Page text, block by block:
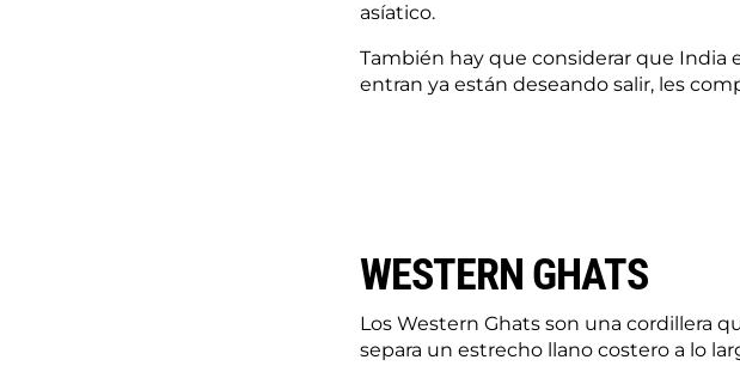
asíatico.
También hay que considerar que India
entran ya están deseando salir, les
WESTERN GHATS
Los Western Ghats son una cordillera
separa un estrecho llano costero a lo